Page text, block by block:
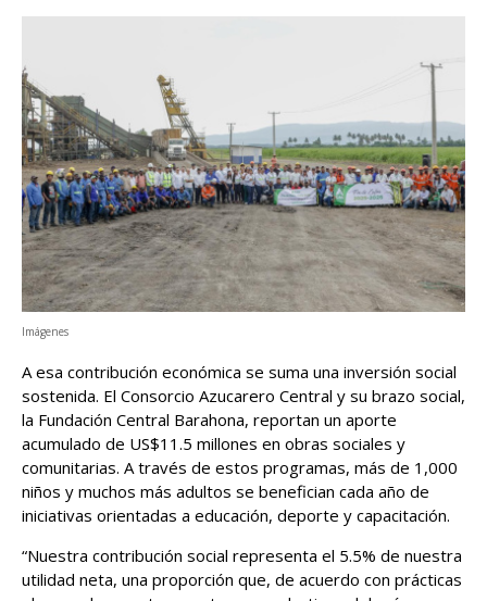
Imágenes
A esa contribución económica se suma una inversión social
sostenida. El Consorcio Azucarero Central y su brazo social,
la Fundación Central Barahona, reportan un aporte
acumulado de US$11.5 millones en obras sociales y
comunitarias. A través de estos programas, más de 1,000
niños y muchos más adultos se benefician cada año de
iniciativas orientadas a educación, deporte y capacitación.
“Nuestra contribución social representa el 5.5% de nuestra
utilidad neta, una proporción que, de acuerdo con prácticas